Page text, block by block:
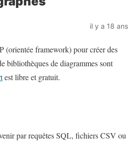
il y a 18 ans
(orientée framework) pour créer des
bibliothèques de diagrammes sont
est libre et gratuit.
par requêtes SQL, fichiers CSV ou